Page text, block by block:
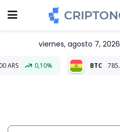
viernes, agosto 7, 2026
BTC 785.118,65 BOB